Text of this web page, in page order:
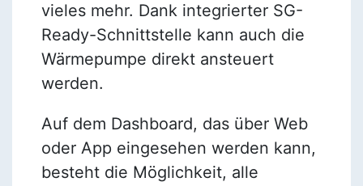
vieles mehr. Dank integrierter SG-
Ready-Schnittstelle kann auch die
Wärmepumpe direkt ansteuert
werden.
Auf dem Dashboard, das über Web
oder App eingesehen werden kann,
besteht die Möglichkeit, alle